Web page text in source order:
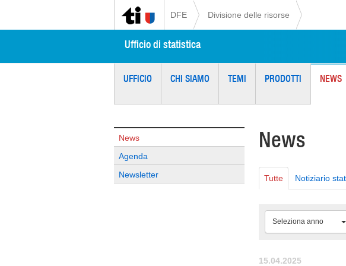
DFE Divisione delle risorse
Ufficio di statistica
UFFICIO CHI SIAMO TEMI PRODOTTI NEWS
News
Agenda
Newsletter
News
Tutte Notiziario
Seleziona anno
15.04.2025